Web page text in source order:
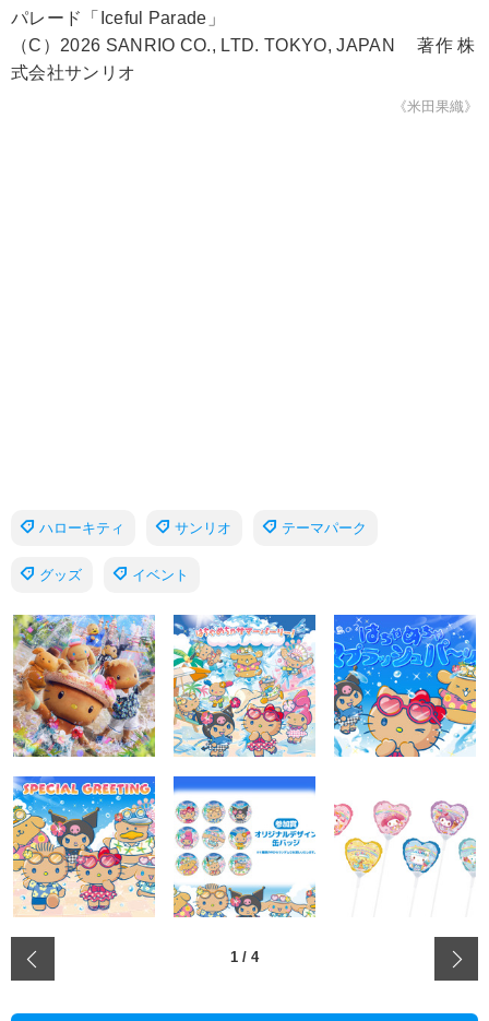
パレード「Iceful Parade」
（C）2026 SANRIO CO., LTD. TOKYO, JAPAN 著作 株
式会社サンリオ
《米田果織》
ハローキティ サンリオ テーマパーク
グッズ イベント
1 / 4